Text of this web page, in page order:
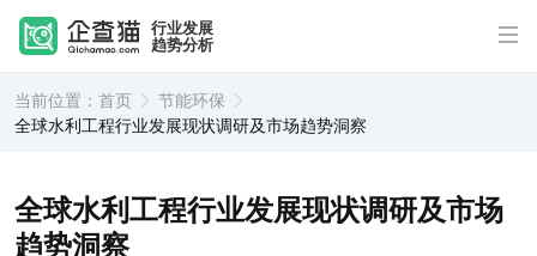
行业发展
趋势分析
当前位置： 首页
节能环保
全球水利工程行业发展现状调研及市场趋势洞察
全球水利工程行业发展现状调研及市场
趋势洞察